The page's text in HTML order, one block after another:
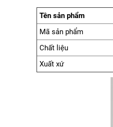
Tên sản phẩm
Mã sản phẩm
Chất liệu
Xuất xứ